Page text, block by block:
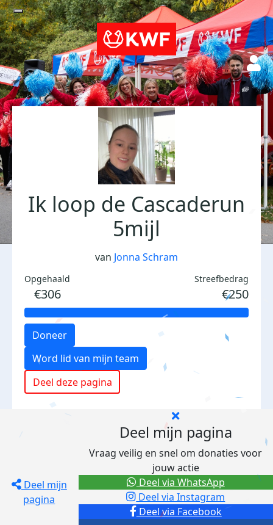
Ik loop de Cascaderun
5mijl
van Jonna Schram
Opgehaald
€306
Streefbedrag
€250
Doneer
Word lid van mijn team
Deel deze pagina
Deel mijn
pagina
Deel mijn pagina
Vraag veilig en snel om donaties voor
jouw actie
Deel via Facebook
Deel via Instagram
Deel via WhatsApp